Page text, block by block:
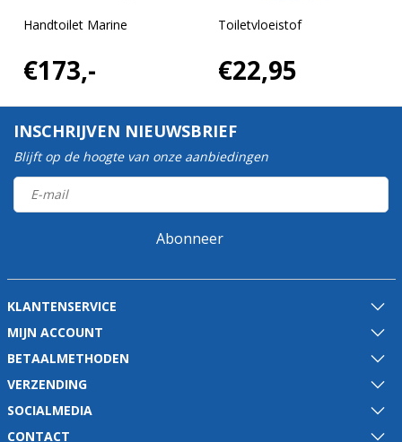
Handtoilet Marine
€173,-
Toiletvloeistof
€22,95
INSCHRIJVEN NIEUWSBRIEF
Blijft op de hoogte van onze aanbiedingen
Abonneer
KLANTENSERVICE
MIJN ACCOUNT
BETAALMETHODEN
VERZENDING
SOCIALMEDIA
CONTACT